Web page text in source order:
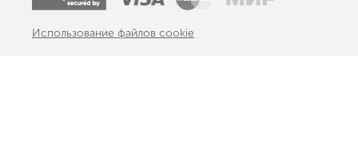
Использование файлов cookie